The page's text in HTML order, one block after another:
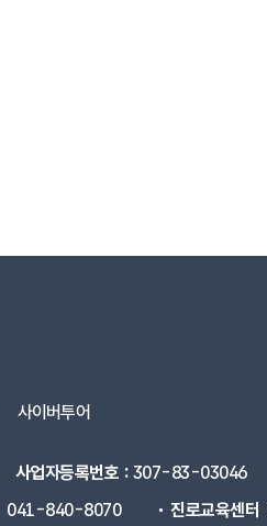
사이버투어
사업자등록번호 :307-83-03046
041-840-8070 진로교육센터